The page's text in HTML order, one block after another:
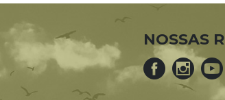
NOSSAS